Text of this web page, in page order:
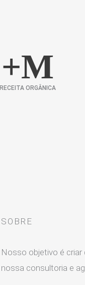
+M
RECEITA ORGÂNICA
SOBRE
Nosso objetivo é
nossa consultoria e